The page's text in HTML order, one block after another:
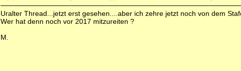
Uralter Thread...jetzt erst gesehen....aber ich zehre jetzt noch von dem
Wer hat denn noch vor 2017 mitzureiten ?
M.